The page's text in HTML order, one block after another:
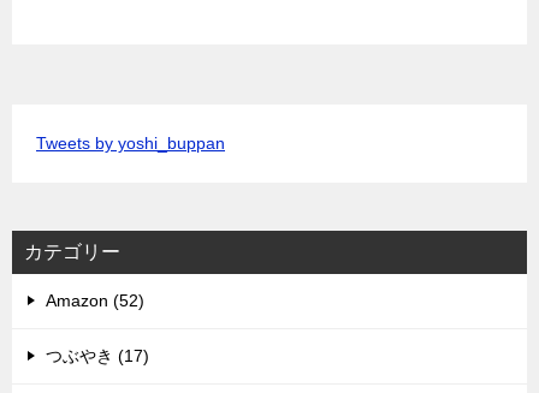
Tweets by yoshi_buppan
カテゴリー
Amazon (52)
つぶやき (17)